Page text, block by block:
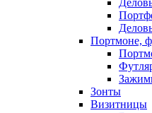
Портмоне,
Зонты
Визитницы